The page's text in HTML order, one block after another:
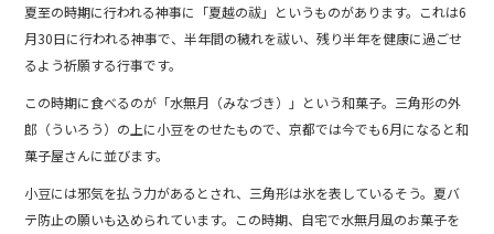
夏至の時期に行われる神事に「夏越の祓」というものがあります。これは6
月30日に行われる神事で、半年間の穢れを祓い、残り半年を健康に過ごせ
るよう祈願する行事です。
この時期に食べるのが「水無月（みなづき）」という和菓子。三角形の外
郎（ういろう）の上に小豆をのせたもので、京都では今でも6月になると和
菓子屋さんに並びます。
小豆には邪気を払う力があるとされ、三角形は氷を表しているそう。夏バ
テ防止の願いも込められています。この時期、自宅で水無月風のお菓子を